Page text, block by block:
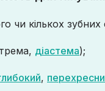
чи кількох
діастема);
,